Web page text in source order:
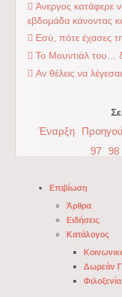
Άνεργος κατάφερε
εβδομάδα κάνοντας
Εσύ, πότε έχασες
Το Μουντιάλ του…
Αν θέλεις να
Έναρξη
97
98
Επιβίωση
Άρθρα
Ειδήσεις
Κατάλογος
Δωρεάν
Φιλοξενία